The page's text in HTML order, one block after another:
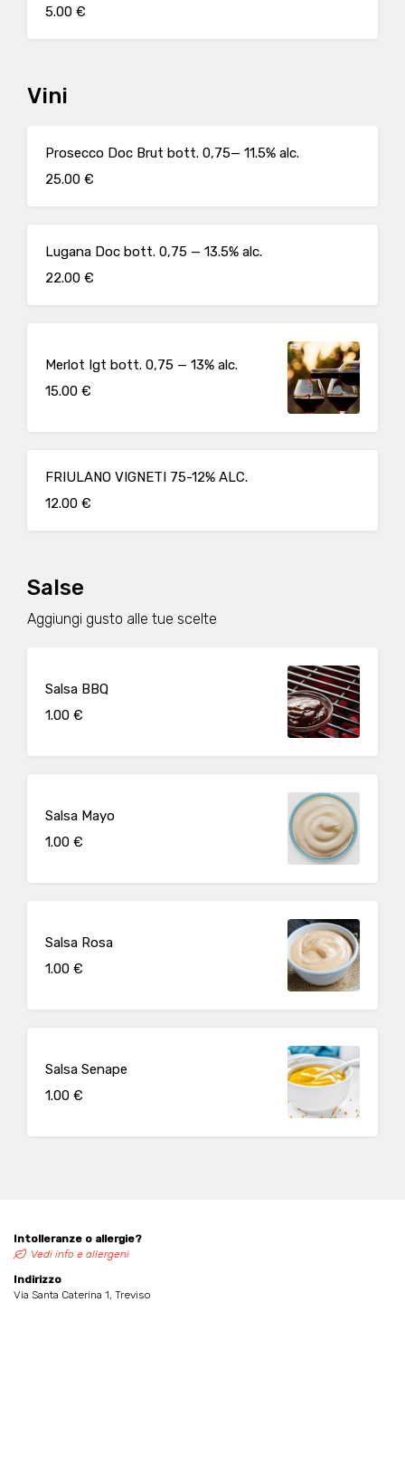
5.00 €
Vini
Prosecco Doc Brut bott. 0,75— 11.5% alc.
25.00 €
Lugana Doc bott. 0,75 — 13.5% alc.
22.00 €
Merlot Igt bott. 0,75 — 13% alc.
15.00 €
FRIULANO VIGNETI 75-12% ALC.
12.00 €
Salse
Aggiungi gusto alle tue scelte
Salsa BBQ
1.00 €
Salsa Mayo
1.00 €
Salsa Rosa
1.00 €
Salsa Senape
1.00 €
Intolleranze o allergie?
Vedi info e allergeni
Indirizzo
Via Santa Caterina 1, Treviso